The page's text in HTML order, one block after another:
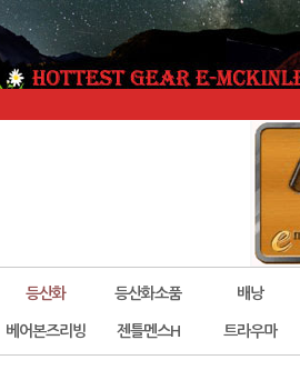
등산화 등산화소품 배낭
베어본즈리빙 젠틀멘스H 트라우마